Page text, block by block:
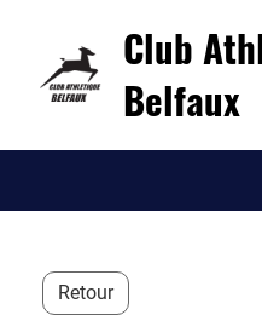
Club
Belfaux
Retour